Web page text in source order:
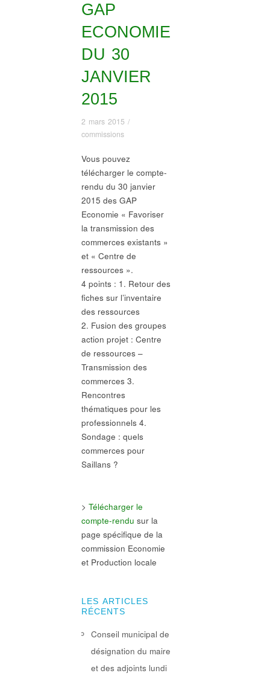
GAP
ECONOMIE
DU 30
JANVIER
2015
2 mars 2015 /
commissions
Vous pouvez
télécharger le compte-
rendu du 30 janvier
2015 des GAP
Economie « Favoriser
la transmission des
commerces existants »
et « Centre de
ressources ».
4 points : 1. Retour des
fiches sur l’inventaire
des ressources
2. Fusion des groupes
action projet : Centre
de ressources –
Transmission des
commerces 3.
Rencontres
thématiques pour les
professionnels 4.
Sondage : quels
commerces pour
Saillans ?
> Télécharger le
compte-rendu sur la
page spécifique de la
commission Economie
et Production locale
LES ARTICLES
RÉCENTS
Conseil municipal de
désignation du maire
et des adjoints lundi